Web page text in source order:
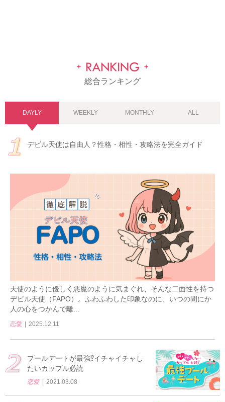
総合ランキング
DAYLY WEEKLY MONTHLY ALL
デビル天使は自由人？性格・相性・攻略法を完全ガイド
天使のように優しく悪魔のように気まぐれ、そんな二面性を持つ
デビル天使（FAPO）。ふわふわした印象なのに、いつの間にか
人の心をつかんで離...
恋愛 2025.12.11
プールデートが最強⁉イチャイチャし
たいカップル必読
恋愛 2021.03.08